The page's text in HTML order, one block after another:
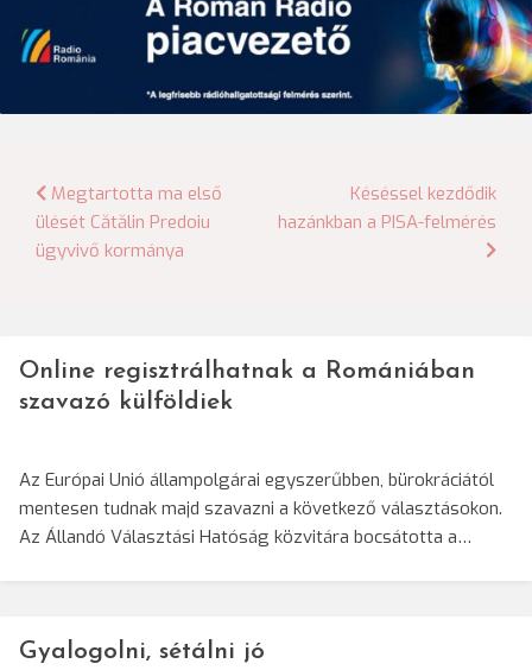
Bejegyzés
navigáció
Megtartotta ma első
ülését Cătălin Predoiu
ügyvivő kormánya
Késéssel kezdődik
hazánkban a PISA-felmérés
Online regisztrálhatnak a Romániában
szavazó külföldiek
Az Európai Unió állampolgárai egyszerűbben, bürokráciától
mentesen tudnak majd szavazni a következő választásokon.
Az Állandó Választási Hatóság közvitára bocsátotta a…
Gyalogolni, sétálni jó